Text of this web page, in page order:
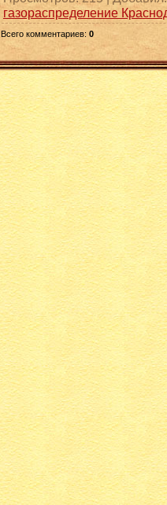
газораспределение
Всего комментариев: 0